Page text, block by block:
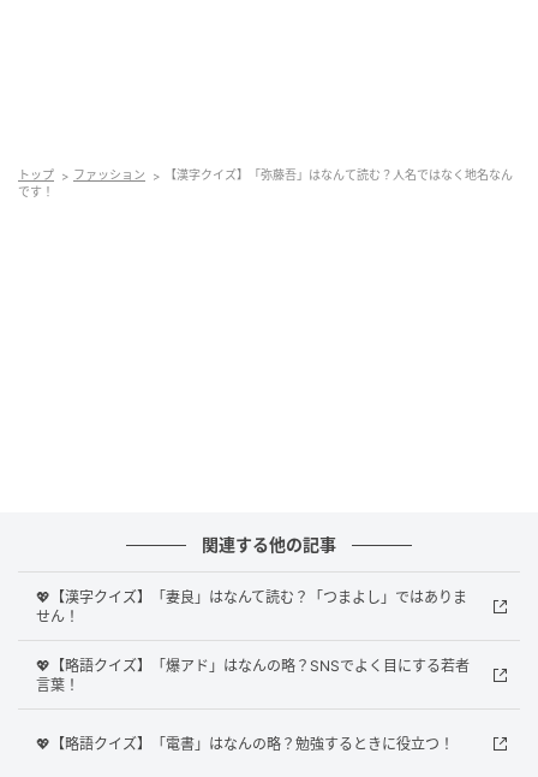
果たして、正解は？
正解は、「やとうご」 でした。
弥藤吾は、埼玉県熊谷市に位置する地名です。
トップ ファッション
【漢字クイズ】「弥藤吾」はなんて読む？人名ではなく地名なん
です！
関連する他の記事
💖【漢字クイズ】「妻良」はなんて読む？「つまよし」ではありま
せん！
💖【略語クイズ】「爆アド」はなんの略？SNSでよく目にする若者
言葉！
💖【略語クイズ】「電書」はなんの略？勉強するときに役立つ！